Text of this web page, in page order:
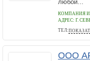
любой...
КОМПАНИЯ
АДРЕС: Г.
ТЕЛ:
ООО